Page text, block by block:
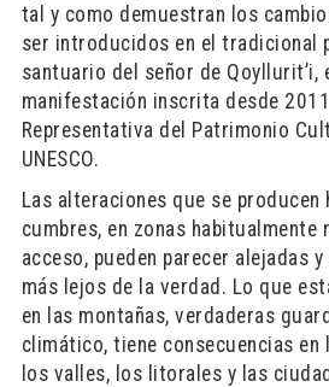
tal y como demuestran los
ser introducidos en el tradicional
santuario del señor de Qoyllurit’i,
manifestación inscrita desde
Representativa del Patrimonio
UNESCO.
Las alteraciones que se producen
cumbres, en zonas habitualmente
acceso, pueden parecer alejadas
más lejos de la verdad. Lo que
en las montañas, verdaderas
climático, tiene consecuencias en
los valles, los litorales y las